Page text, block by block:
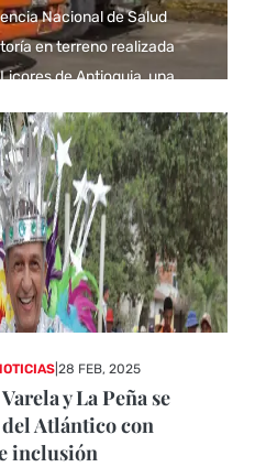
Nacional de Salud
en terreno realizada
de Antioquia, una
vigilancia y...
más
| 28 FEB, 2025
y La Peña se
Atlántico con
inclusión